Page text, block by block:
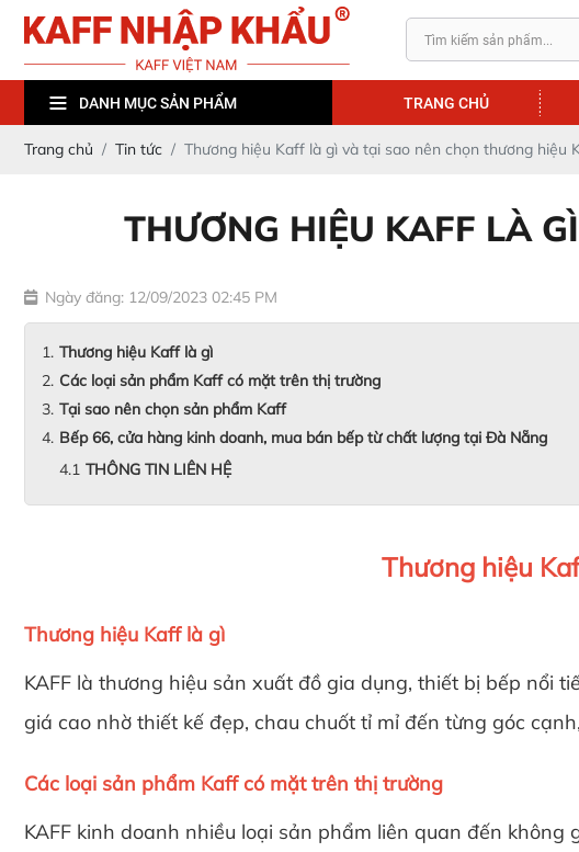
DANH MỤC SẢN PHẨM TRANG CHỦ
Trang chủ Tin tức Thương hiệu Kaff là gì và tại sao nên chọn thương hiệu
THƯƠNG HIỆU KAFF LÀ
Ngày đăng: 12/09/2023 02:45 PM
Thương hiệu Kaff là gì
Các loại sản phẩm Kaff có mặt trên thị trường
Tại sao nên chọn sản phẩm Kaff
Bếp 66, cửa hàng kinh doanh, mua bán bếp từ chất lượng tại Đà Nẵng
THÔNG TIN LIÊN HỆ
Thương hiệu
Thương hiệu Kaff là gì
KAFF là thương hiệu sản xuất đồ gia dụng, thiết bị bếp nổi
giá cao nhờ thiết kế đẹp, chau chuốt tỉ mỉ đến từng góc
Các loại sản phẩm Kaff có mặt trên thị trường
KAFF kinh doanh nhiều loại sản phẩm liên quan đến không